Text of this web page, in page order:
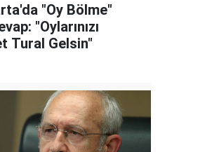
"Oy Bölme"
"Oylarınızı
Tural Gelsin"